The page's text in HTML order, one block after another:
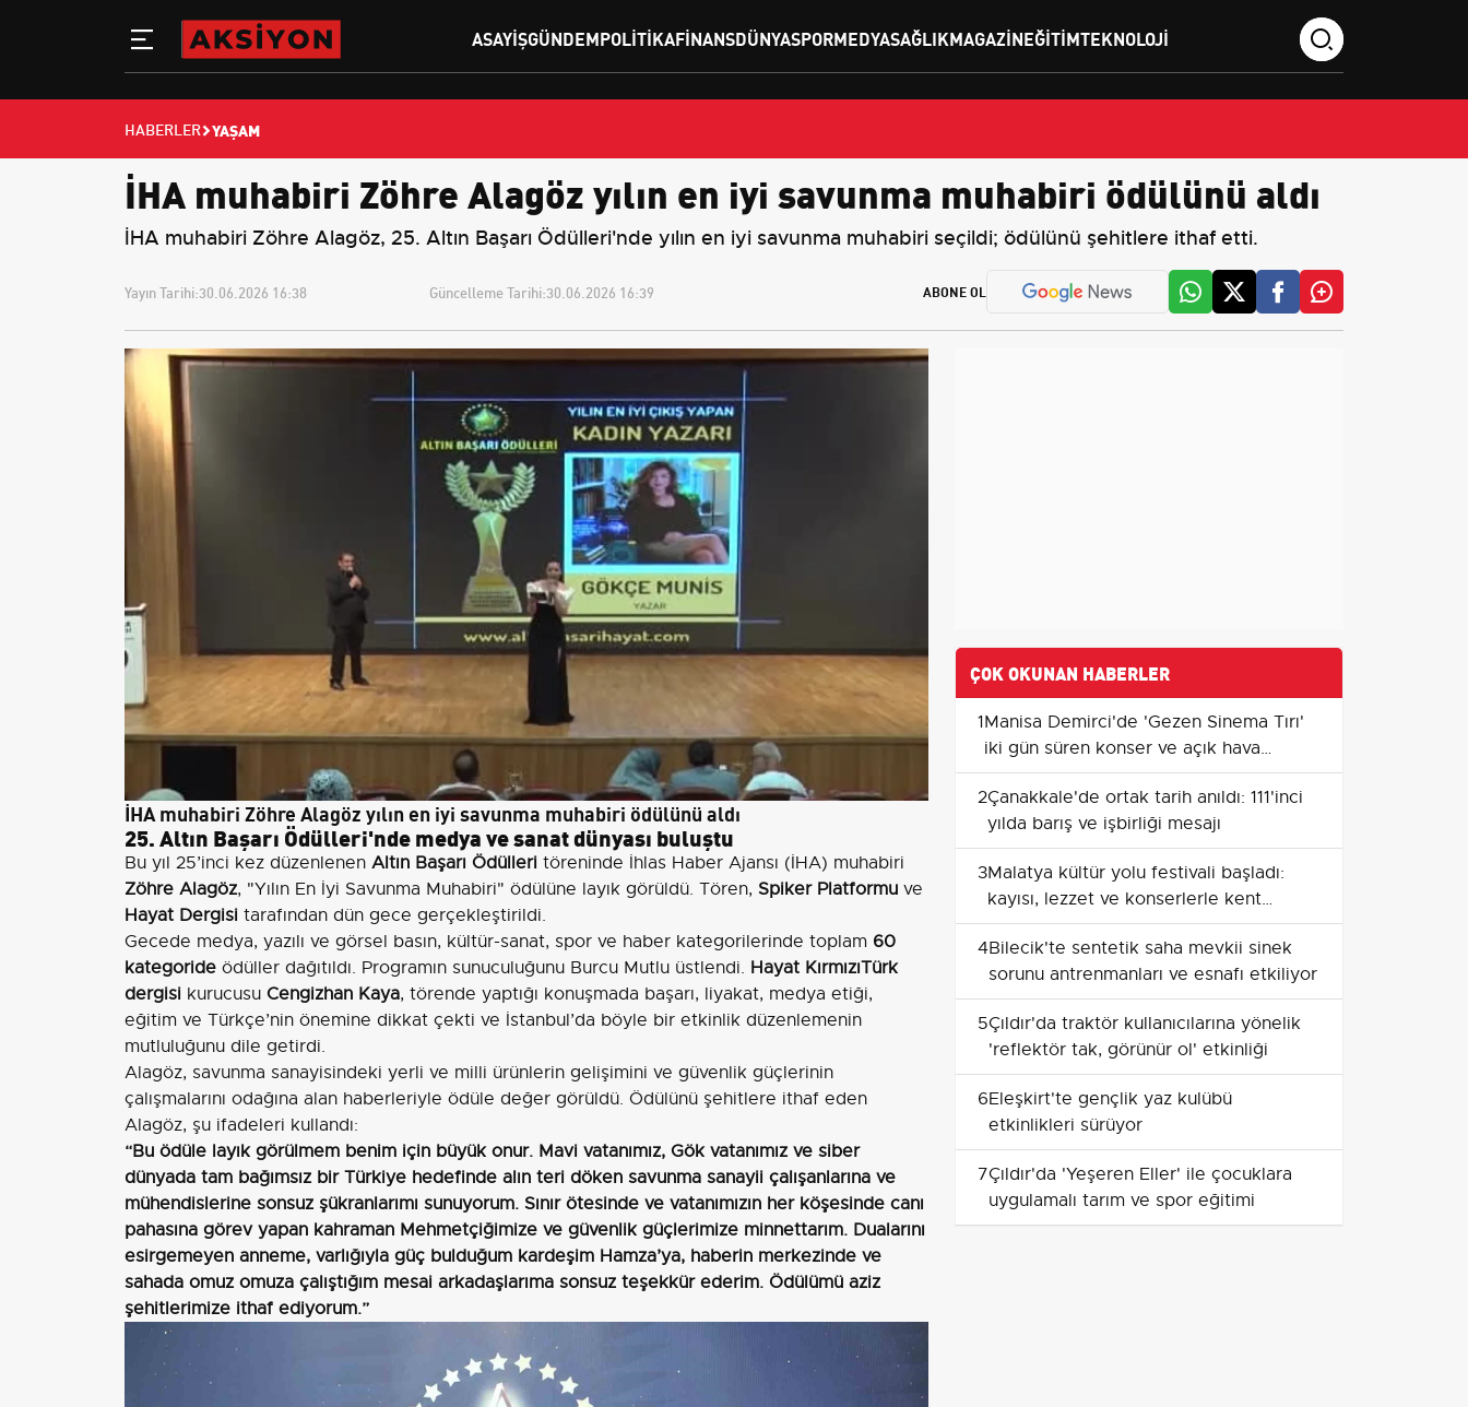
ASAYIŞGÜNDEMPOLITIKAFINANSDÜNYASPORMEDYASAĞLIKMAGAZINEĞITIMTEKNOLOJI
HABERLER YAŞAM
İHA muhabiri Zöhre Alagöz yılın en iyi savunma muhabiri ödülünü aldı
İHA muhabiri Zöhre Alagöz, 25. Altın Başarı Ödülleri'nde yılın en iyi savunma muhabiri seçildi; ödülünü şehitlere ithaf etti.
Yayın Tarihi:30.06.2026 16:38 Güncelleme Tarihi:30.06.2026 16:39 ABONE OL
İHA muhabiri Zöhre Alagöz yılın en iyi savunma muhabiri ödülünü aldı
25. Altın Başarı Ödülleri'nde medya ve sanat dünyası buluştu
Bu yıl 25’inci kez düzenlenen Altın Başarı Ödülleri töreninde İhlas Haber Ajansı (İHA) muhabiri
Zöhre Alagöz, "Yılın En İyi Savunma Muhabiri" ödülüne layık görüldü. Tören, Spiker Platformu ve
Hayat Dergisi tarafından dün gece gerçekleştirildi.
Gecede medya, yazılı ve görsel basın, kültür-sanat, spor ve haber kategorilerinde toplam 60
kategoride ödüller dağıtıldı. Programın sunuculuğunu Burcu Mutlu üstlendi. Hayat KırmızıTürk
dergisi kurucusu Cengizhan Kaya, törende yaptığı konuşmada başarı, liyakat, medya etiği,
eğitim ve Türkçe’nin önemine dikkat çekti ve İstanbul’da böyle bir etkinlik düzenlemenin
mutluluğunu dile getirdi.
Alagöz, savunma sanayisindeki yerli ve milli ürünlerin gelişimini ve güvenlik güçlerinin
çalışmalarını odağına alan haberleriyle ödüle değer görüldü. Ödülünü şehitlere ithaf eden
Alagöz, şu ifadeleri kullandı:
“Bu ödüle layık görülmem benim için büyük onur. Mavi vatanımız, Gök vatanımız ve siber
dünyada tam bağımsız bir Türkiye hedefinde alın teri döken savunma sanayii çalışanlarına ve
mühendislerine sonsuz şükranlarımı sunuyorum. Sınır ötesinde ve vatanımızın her köşesinde canı
pahasına görev yapan kahraman Mehmetçiğimize ve güvenlik güçlerimize minnettarım. Dualarını
esirgemeyen anneme, varlığıyla güç bulduğum kardeşim Hamza’ya, haberin merkezinde ve
sahada omuz omuza çalıştığım mesai arkadaşlarıma sonsuz teşekkür ederim. Ödülümü aziz
şehitlerimize ithaf ediyorum.”
ÇOK OKUNAN HABERLER
1Manisa Demirci'de 'Gezen Sinema Tırı'
iki gün süren konser ve açık hava
gösterimleriyle ilçe merkezinde buluştu
2Çanakkale'de ortak tarih anıldı: 111'inci
yılda barış ve işbirliği mesajı
3Malatya kültür yolu festivali başladı:
kayısı, lezzet ve konserlerle kent
canlanıyor
4Bilecik'te sentetik saha mevkii sinek
sorunu antrenmanları ve esnafı etkiliyor
5Çıldır'da traktör kullanıcılarına yönelik
'reflektör tak, görünür ol' etkinliği
6Eleşkirt'te gençlik yaz kulübü
etkinlikleri sürüyor
7Çıldır'da 'Yeşeren Eller' ile çocuklara
uygulamalı tarım ve spor eğitimi